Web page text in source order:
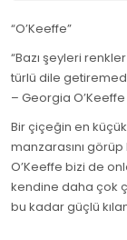
“O’Keeffe”
“Bazı şeyleri
türlü dile
– Georgia O’Keeffe
Bir çiçeğin en küçük
manzarasını
O’Keeffe bizi de
kendine daha çok
bu kadar güçlü